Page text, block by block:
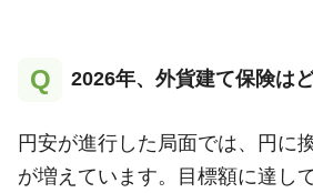
Q 2026年、外貨建て保険は
円安が進行した局面では、円に
が増えています。目標額に達し